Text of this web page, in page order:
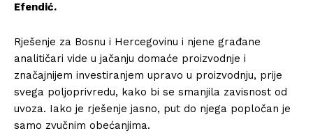
Efendić.
Rješenje za Bosnu i Hercegovinu i njene građane
analitičari vide u jačanju domaće proizvodnje i
značajnijem investiranjem upravo u proizvodnju, prije
svega poljoprivredu, kako bi se smanjila zavisnost od
uvoza. Iako je rješenje jasno, put do njega popločan je
samo zvučnim obećanjima.